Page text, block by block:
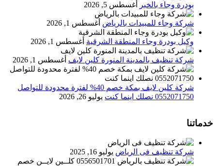
بودرة وجاء بالخبر أغسطس 5, 2026
شركة وجاء للمبيدات بالرياض أغسطس 1, 2026
وكيل بودرة وجاء المنطقة الشرقية أغسطس 1, 2026
شركة تنظيف بالمدينة المنورة كلين لايف أغسطس 1, 2026
شركة كلين لايف بمكة خصم 40% لفترة محدودة للتواصل
0552071750 نصلك اينما كنت
يوليو 26, 2026
خدماتنا
شركة تنظيف فى الرياض يوليو 16, 2025